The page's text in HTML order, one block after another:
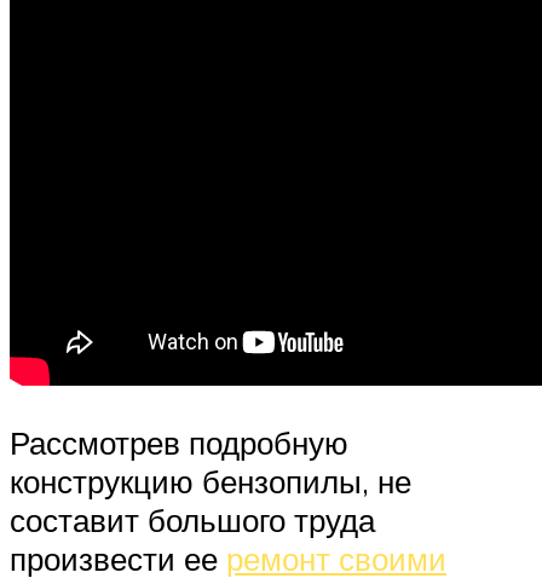
Рассмотрев подробную
конструкцию бензопилы, не
составит большого труда
произвести ее ремонт своими